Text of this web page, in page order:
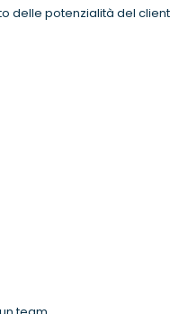
delle potenzialità del